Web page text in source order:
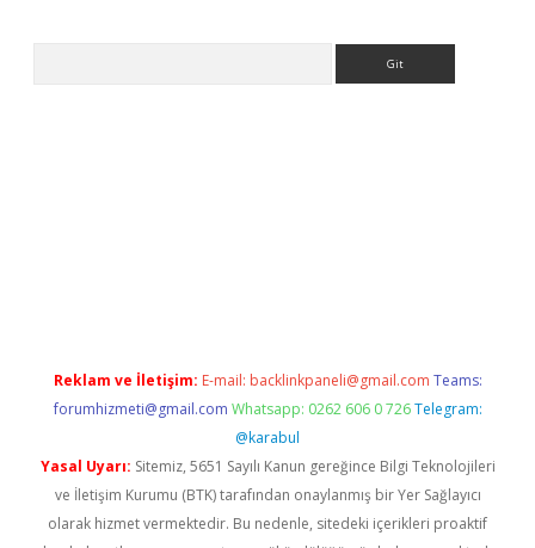
Reklam ve İletişim: E-mail: backlinkpaneli@gmail.com Teams:
forumhizmeti@gmail.com Whatsapp: 0262 606 0 726 Telegram:
@karabul
Yasal Uyarı: Sitemiz, 5651 Sayılı Kanun gereğince Bilgi Teknolojileri
ve İletişim Kurumu (BTK) tarafından onaylanmış bir Yer Sağlayıcı
olarak hizmet vermektedir. Bu nedenle, sitedeki içerikleri proaktif